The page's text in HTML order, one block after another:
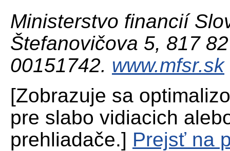
Ministerstvo financií
Štefanovičova 5, 817
00151742. www.mfsr.sk
[Zobrazuje sa
pre slabo vidiacich
prehliadače.] Prejsť na